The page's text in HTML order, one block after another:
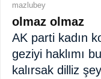
mazlubey
olmaz olmaz
AK parti kadın
geziyi haklımı
kalırsak dilliz